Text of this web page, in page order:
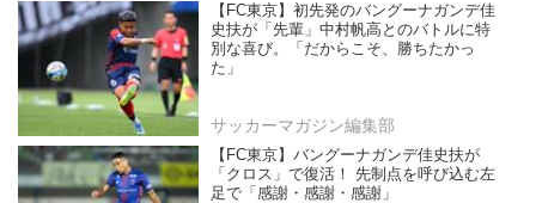
【FC東京】初先発のバングーナガンデ佳
史扶が「先輩」中村帆高とのバトルに特
別な喜び。「だからこそ、勝ちたかっ
た」
サッカーマガジン編集部
【FC東京】バングーナガンデ佳史扶が
「クロス」で復活！ 先制点を呼び込む左
足で「感謝・感謝・感謝」